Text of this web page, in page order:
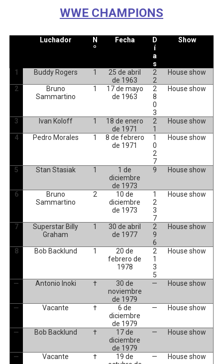
WWE CHAMPIONS
Luchador
N
º
Fecha
D
í
a
s
Show
1 Buddy Rogers 1
25 de abril
de 1963
2
2
House show
2
Bruno
Sammartino
1
17 de mayo
de 1963
2
8
0
3
House show
3 Ivan Koloff 1
18 de enero
de 1971
2
1
House show
4 Pedro Morales 1
8 de febrero
de 1971
1
0
2
7
House show
5 Stan Stasiak 1
1 de
diciembre
de 1973
9 House show
6
Bruno
Sammartino
2
10 de
diciembre
de 1973
1
2
3
7
House show
7
Superstar Billy
Graham
1
30 de abril
de 1977
2
9
6
House show
8 Bob Backlund 1
20 de
febrero de
1978
2
1
3
5
House show
— Antonio Inoki †
30 de
noviembre
de 1979
— House show
— Vacante †
6 de
diciembre
de 1979
— House show
— Bob Backlund †
17 de
diciembre
de 1979
— House show
— Vacante †
19 de
— House show